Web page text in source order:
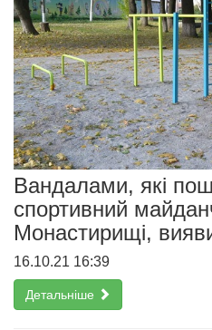
Вандалами, які
спортивний
Монастирищі,
16.10.21 16:39
Детальніше